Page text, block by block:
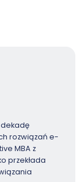
dekadę
rozwiązań e-
MBA z
przekłada